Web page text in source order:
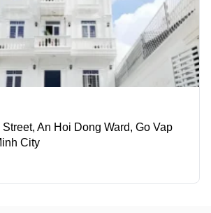
An Hoi Dong Ward, Go Vap
City